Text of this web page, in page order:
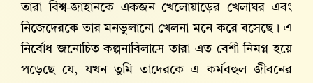
তারা বিশ্ব-জাহানকে একজন খেলোয়াড়ের খেলাঘর এবং
নিজেদেরকে তার মনভুলানো খেলনা মনে করে বসেছে। এ
নির্বোধ জনোচিত কল্পনাবিলাসে তারা এত বেশী নিমগ্ন হয়ে
পড়েছে যে, যখন তুমি তাদেরকে এ কর্মবহুল জীবনের